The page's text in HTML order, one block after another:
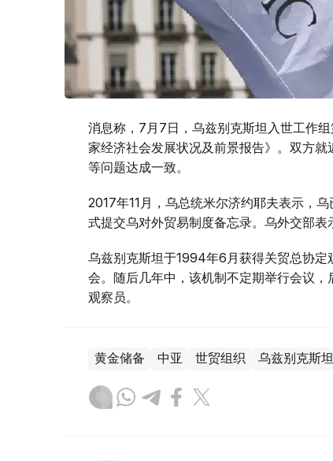
消息称，7月7日，乌兹别克斯坦入世工作
家经济社会发展状况及前景报告》。双方
等问题达成一致。
2017年11月，乌总统米尔济约耶夫表示，
式提交乌对外贸易制度备忘录。乌外交部表
乌兹别克斯坦于1994年6月获得关贸总协
会。随后几年中，该机制不定期举行会议
观察员。
黄金储备 中亚 世贸组织 乌兹别克斯坦